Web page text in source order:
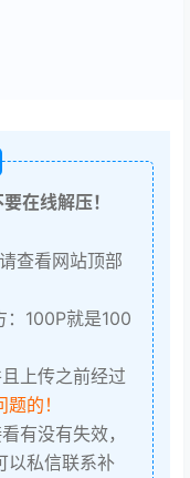
在线解压！
查看网站顶部
：100P就是100
且上传之前经过
的！
有没有失效，
以私信联系补